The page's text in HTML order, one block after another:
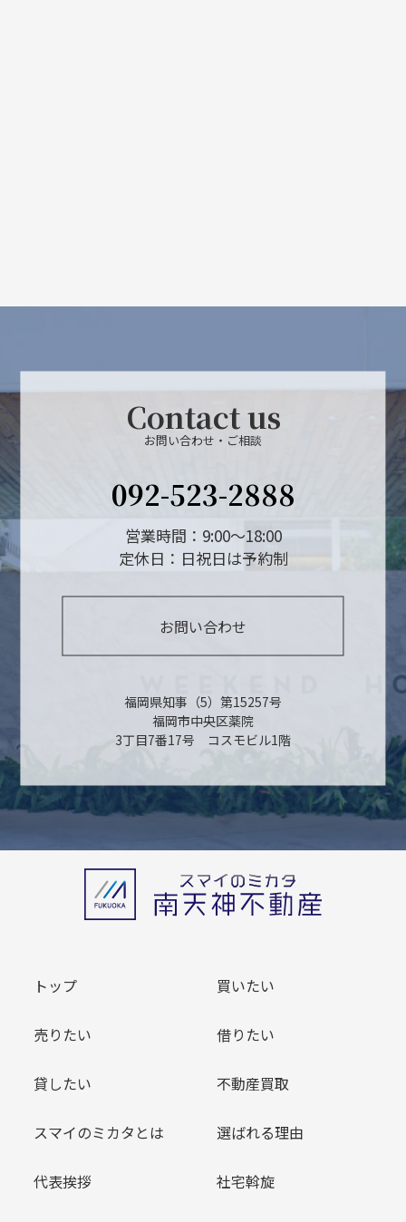
Contact us
お問い合わせ・ご相談
092-523-2888
営業時間：9:00～18:00
定休日：日祝日は予約制
お問い合わせ
福岡県知事（5）第15257号
福岡市中央区薬院
3丁目7番17号 コスモビル1階
トップ 買いたい
売りたい 借りたい
貸したい 不動産買取
スマイのミカタとは 選ばれる理由
代表挨拶 社宅斡旋